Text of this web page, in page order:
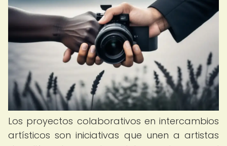
Los proyectos colaborativos en intercambios
artísticos son iniciativas que unen a artistas